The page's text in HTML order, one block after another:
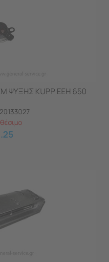
ΨΥΞΗΣ KUPP EEH 650
20133027